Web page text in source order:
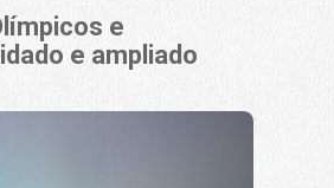
e
e ampliado